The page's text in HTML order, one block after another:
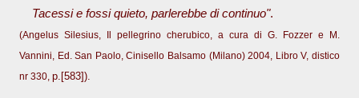
Tacessi e fossi quieto, parlerebbe di continuo".
(Angelus Silesius, Il pellegrino cherubico, a cura di G. Fozzer e M.
Vannini, Ed. San Paolo, Cinisello Balsamo (Milano) 2004, Libro V, distico
nr 330, p.[583] ).